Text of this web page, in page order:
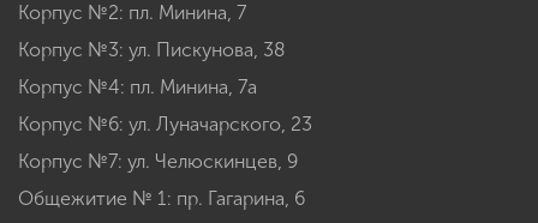
Корпус №2: пл. Минина, 7
Корпус №3: ул. Пискунова, 38
Корпус №4: пл. Минина, 7а
Корпус №6: ул. Луначарского, 23
Корпус №7: ул. Челюскинцев, 9
Общежитие № 1: пр. Гагарина, 6